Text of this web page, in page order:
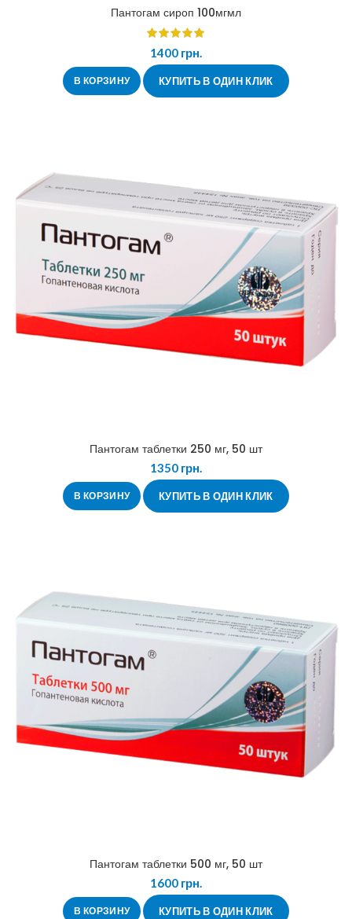
Пантогам сироп 100мгмл
1400 грн.
В КОРЗИНУ КУПИТЬ В ОДИН КЛИК
Пантогам таблетки 250 мг, 50 шт
1350 грн.
В КОРЗИНУ КУПИТЬ В ОДИН КЛИК
Пантогам таблетки 500 мг, 50 шт
1600 грн.
В КОРЗИНУ КУПИТЬ В ОДИН КЛИК